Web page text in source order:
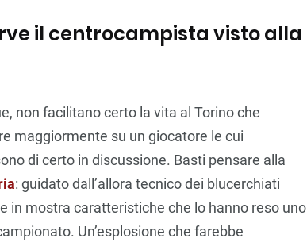
il centrocampista visto alla
non facilitano certo la vita al Torino che
maggiormente su un giocatore le cui
di certo in discussione. Basti pensare alla
: guidato dall’allora tecnico dei blucerchiati
in mostra caratteristiche che lo hanno reso uno
Un’esplosione che farebbe